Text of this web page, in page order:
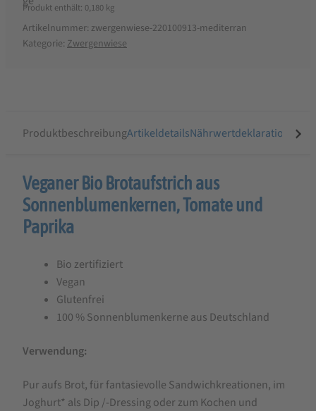
Produkt enthält: 0,180 kg
Artikelnummer: zwergenwiese-220100913-mediterran
Kategorie: Zwergenwiese
ProduktbeschreibungArtikeldetailsNährwertdeklaration
Produktbeschreibung
für
Zwergenwiese
Streich,
Veganer Bio Brotaufstrich aus
Sonnenblumenkernen, Tomate und
Paprika
Bio zertifiziert
Vegan
Glutenfrei
100 % Sonnenblumenkerne aus Deutschland
Verwendung:
Pur aufs Brot, für fantasievolle Sandwichkreationen, im
Joghurt* als Dip /-Dressing oder zum Kochen und